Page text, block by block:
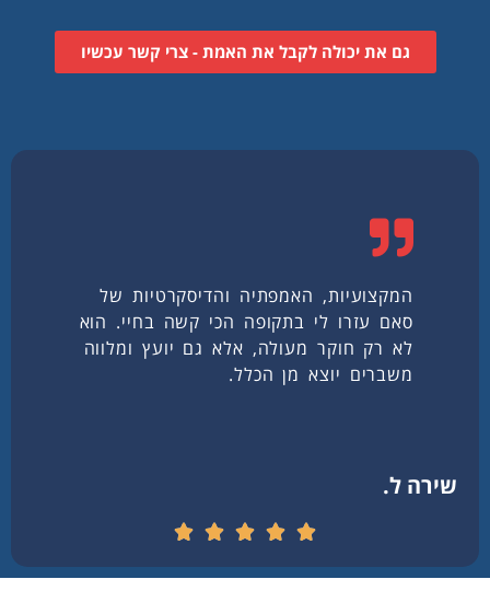
גם את יכולה לקבל את האמת - צרי קשר עכשיו
המקצועיות, האמפתיה והדיסקרטיות של
סאם עזרו לי בתקופה הכי קשה בחיי. הוא
לא רק חוקר מעולה, אלא גם יועץ ומלווה
משברים יוצא מן הכלל.
שירה ל.